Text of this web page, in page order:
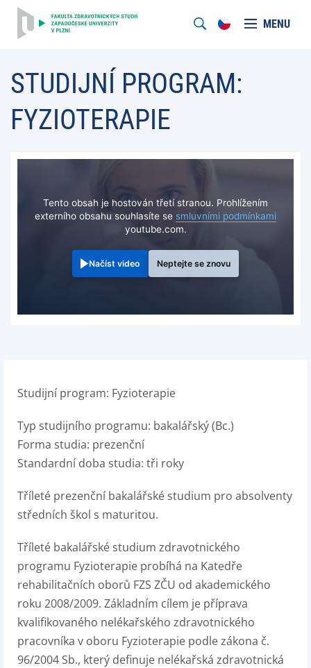
MENU
STUDIJNÍ PROGRAM:
FYZIOTERAPIE
Tento obsah je hostován třetí stranou. Prohlížením
externího obsahu souhlasíte se smluvními podmínkami
youtube.com.
Načíst video Neptejte se znovu
Studijní program: Fyzioterapie
Typ studijního programu: bakalářský (Bc.)
Forma studia: prezenční
Standardní doba studia: tři roky
Tříleté prezenční bakalářské studium pro absolventy
středních škol s maturitou.
Tříleté bakalářské studium zdravotnického
programu Fyzioterapie probíhá na Katedře
rehabilitačních oborů FZS ZČU od akademického
roku 2008/2009. Základním cílem je příprava
kvalifikovaného nelékařského zdravotnického
pracovníka v oboru Fyzioterapie podle zákona č.
96/2004 Sb., který definuje nelékařská zdravotnická